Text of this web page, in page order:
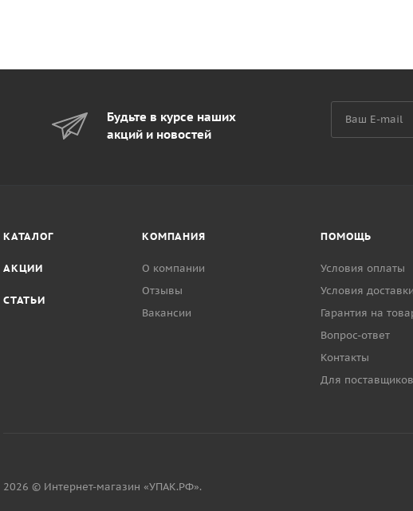
Будьте в курсе наших
акций и новостей
КАТАЛОГ
АКЦИИ
СТАТЬИ
КОМПАНИЯ
О компании
Отзывы
Вакансии
ПОМОЩЬ
Условия оплаты
Условия доставки
Гарантия на
Вопрос-ответ
Контакты
Для поставщиков
2026 © Интернет-магазин «УПАК.РФ».